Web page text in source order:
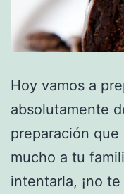
Hoy vamos a
absolutamente
preparación
mucho a tu
intentarla, ¡no